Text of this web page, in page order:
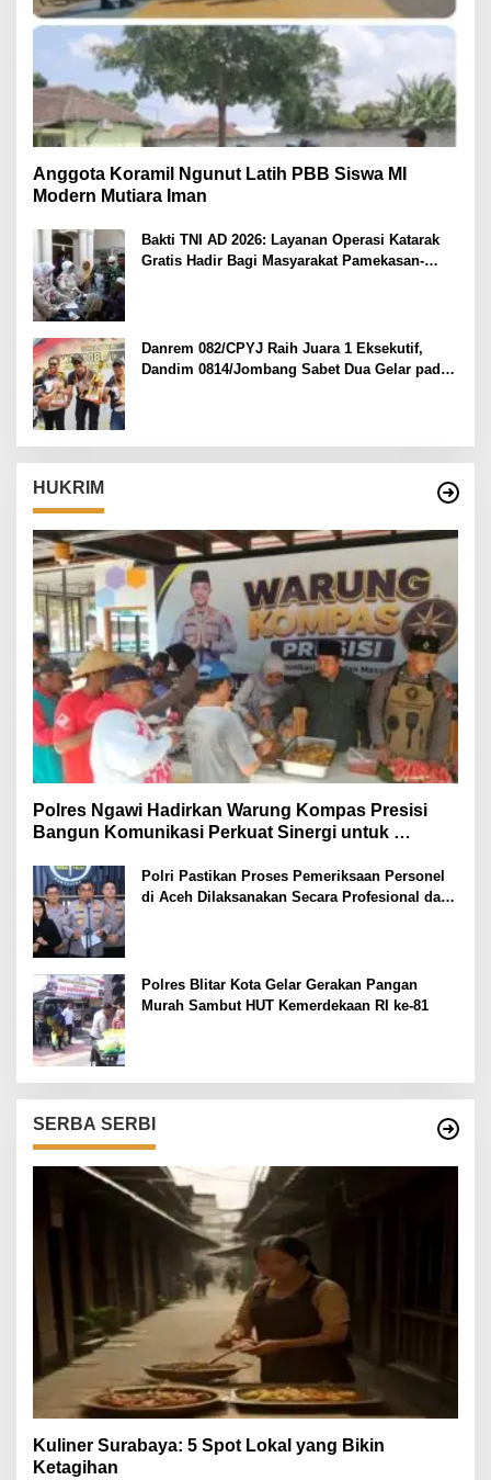
Anggota Koramil Ngunut Latih PBB Siswa MI
Modern Mutiara Iman
Bakti TNI AD 2026: Layanan Operasi Katarak
Gratis Hadir Bagi Masyarakat Pamekasan-
Danrem 082/CPYJ Raih Juara 1 Eksekutif,
Dandim 0814/Jombang Sabet Dua Gelar pada
HUKRIM
Polres Ngawi Hadirkan Warung Kompas Presisi
Bangun Komunikasi Perkuat Sinergi untuk
Polri Pastikan Proses Pemeriksaan Personel
di Aceh Dilaksanakan Secara Profesional dan
Polres Blitar Kota Gelar Gerakan Pangan
Murah Sambut HUT Kemerdekaan RI ke-81
SERBA SERBI
Kuliner Surabaya: 5 Spot Lokal yang Bikin
Ketagihan